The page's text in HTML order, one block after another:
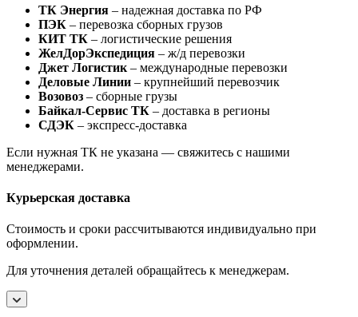
ТК Энергия – надежная доставка по РФ
ПЭК – перевозка сборных грузов
КИТ ТК – логистические решения
ЖелДорЭкспедиция – ж/д перевозки
Джет Логистик – международные перевозки
Деловые Линии – крупнейший перевозчик
Возовоз – сборные грузы
Байкал-Сервис ТК – доставка в регионы
СДЭК – экспресс-доставка
Если нужная ТК не указана — свяжитесь с нашими
менеджерами.
Курьерская доставка
Стоимость и сроки рассчитываются индивидуально при
оформлении.
Для уточнения деталей обращайтесь к менеджерам.